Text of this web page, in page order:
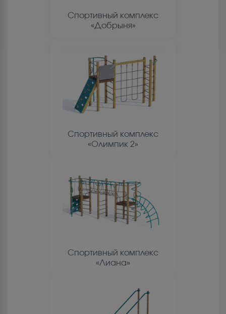
Спортивный комплекс
«Добрыня»
Спортивный комплекс
«Олимпик 2»
Спортивный комплекс
«Лиана»